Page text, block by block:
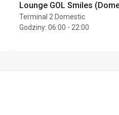
Lounge GOL Smiles
Terminal 2 Domestic
Godziny: 06:00 - 22:00